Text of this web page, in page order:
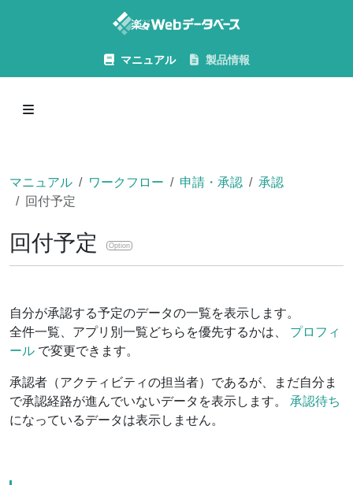
マニュアル 製品情報
マニュアル ワークフロー 申請・承認
承認
回付予定
回付予定 Option
自分が承認する予定のデータの一覧を表示します。
全件一覧、アプリ別一覧どちらを優先するかは、 プロフィ
ール で変更できます。
承認者（アクティビティの担当者）であるが、まだ自分ま
で承認経路が進んでいないデータを表示します。 承認待ち
になっているデータは表示しません。